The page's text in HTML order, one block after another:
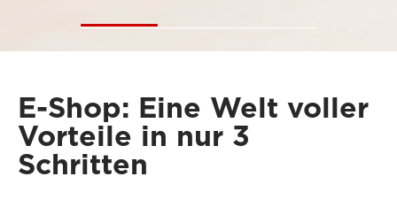
E-Shop: Eine Welt voller
Vorteile in nur 3
Schritten